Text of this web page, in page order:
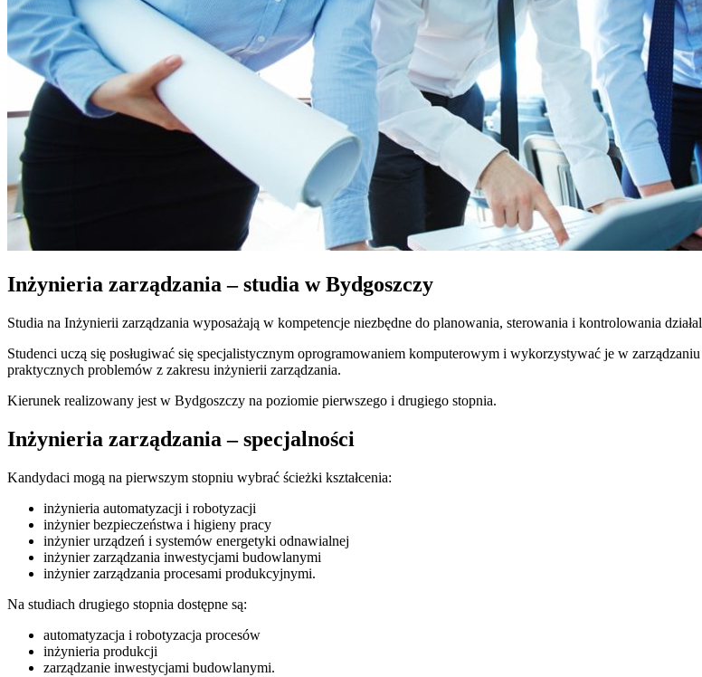
Inżynieria zarządzania – studia w Bydgoszczy
Studia na Inżynierii zarządzania wyposażają w kompetencje niezbędne do planowania, sterowania i kontrolowania
Studenci uczą się posługiwać się specjalistycznym oprogramowaniem komputerowym i wykorzystywać je w
praktycznych problemów z zakresu inżynierii zarządzania.
Kierunek realizowany jest w Bydgoszczy na poziomie pierwszego i drugiego stopnia.
Inżynieria zarządzania – specjalności
Kandydaci mogą na pierwszym stopniu wybrać ścieżki kształcenia:
inżynieria automatyzacji i robotyzacji
inżynier bezpieczeństwa i higieny pracy
inżynier urządzeń i systemów energetyki odnawialnej
inżynier zarządzania inwestycjami budowlanymi
inżynier zarządzania procesami produkcyjnymi.
Na studiach drugiego stopnia dostępne są:
automatyzacja i robotyzacja procesów
inżynieria produkcji
zarządzanie inwestycjami budowlanymi.